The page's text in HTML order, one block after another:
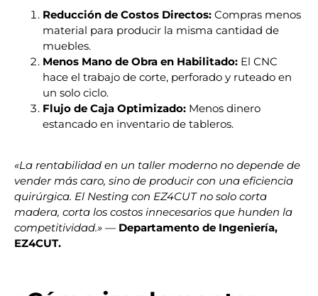
Reducción de Costos Directos: Compras menos
material para producir la misma cantidad de
muebles.
Menos Mano de Obra en Habilitado: El CNC
hace el trabajo de corte, perforado y ruteado en
un solo ciclo.
Flujo de Caja Optimizado: Menos dinero
estancado en inventario de tableros.
«La rentabilidad en un taller moderno no depende de
vender más caro, sino de producir con una eficiencia
quirúrgica. El Nesting con EZ4CUT no solo corta
madera, corta los costos innecesarios que hunden la
competitividad.» — Departamento de Ingeniería,
EZ4CUT.